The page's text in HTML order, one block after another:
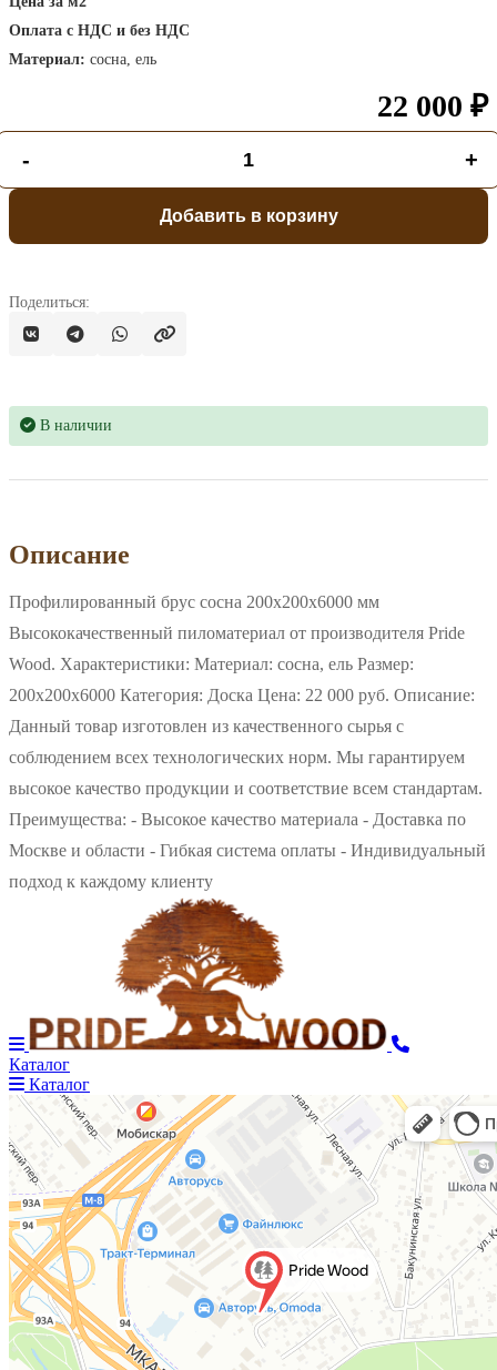
Оплата с НДС и без НДС
Материал: сосна, ель
22 000 ₽
- +
Добавить в корзину
Поделиться:
В наличии
Описание
Профилированный брус сосна 200x200х6000 мм
Высококачественный пиломатериал от производителя Pride
Wood. Характеристики: Материал: сосна, ель Размер:
200x200х6000 Категория: Доска Цена: 22 000 руб. Описание:
Данный товар изготовлен из качественного сырья с
соблюдением всех технологических норм. Мы гарантируем
высокое качество продукции и соответствие всем стандартам.
Преимущества: - Высокое качество материала - Доставка по
Москве и области - Гибкая система оплаты - Индивидуальный
подход к каждому клиенту
Каталог
Каталог